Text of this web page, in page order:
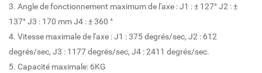
3. Angle de fonctionnement maximum de l'axe : J1 : ± 127° J2 : ±
137° J3 : 170 mm J4 : ± 360 °
4. Vitesse maximale de l'axe : J1 : 375 degrés/sec, J2 : 612
degrés/sec, J3 : 1177 degrés/sec, J4 : 2411 degrés/sec.
5. Capacité maximale: 6KG